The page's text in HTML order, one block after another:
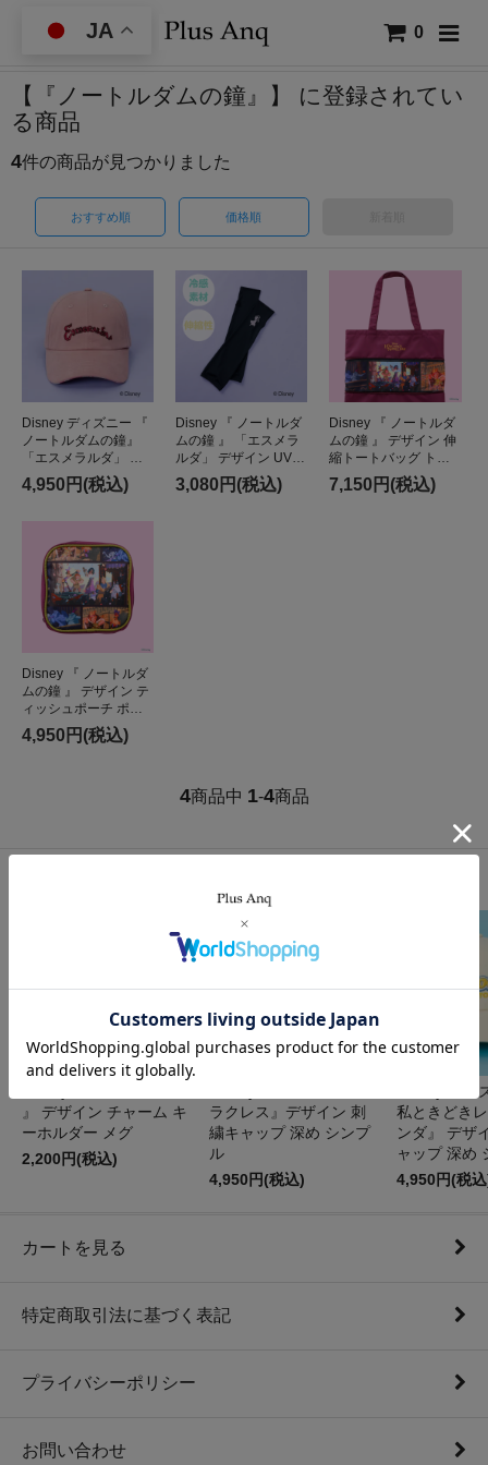
0
JA
【『ノートルダムの鐘』】 に登録されてい
る商品
4件の商品が見つかりました
おすすめ順 価格順
Disney ディズニー 『
ノートルダムの鐘』
「エスメラルダ」 デ
ザイン 刺繍キャップ
深め シンプル
4,950円(税込)
Disney 『 ノートルダ
ムの鐘 』 「エスメラ
ルダ」 デザイン UVカ
ット アームカバー
3,080円(税込)
Disney 『 ノートルダ
ムの鐘 』 デザイン 伸
縮トートバッグ トー
トバッグ 推し活 大容
量
7,150円(税込)
Disney 『 ノートルダ
ムの鐘 』 デザイン テ
ィッシュポーチ ポー
チ メイクポーチ トラ
ベル
4,950円(税込)
4商品中 1-4商品
』 デザイン チャーム キ
ーホルダー メグ
2,200円(税込)
ラクレス』デザイン 刺
繍キャップ 深め シンプ
ル
4,950円(税込)
Disney ディ
私ときどき
ンダ』 デザ
ャップ 深め
4,950円(税
カートを見る
特定商取引法に基づく表記
プライバシーポリシー
お問い合わせ